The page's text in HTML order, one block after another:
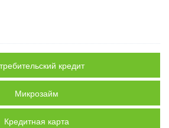
кредит
Микрозайм
Кредитная карта